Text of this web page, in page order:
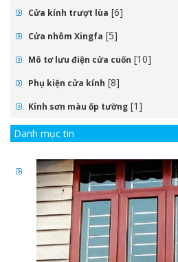
Cửa kính trượt lùa [6]
Cửa nhôm Xingfa [5]
Mô tơ lưu điện cửa cuốn [10]
Phụ kiện cửa kính [8]
Kính sơn màu ốp tường [1]
Danh mục tin